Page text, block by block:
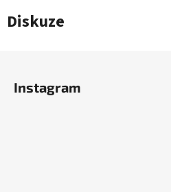
Diskuze
Instagram